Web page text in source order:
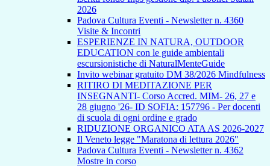
2026
Padova Cultura Eventi - Newsletter n. 4360
Visite & Incontri
ESPERIENZE IN NATURA, OUTDOOR
EDUCATION con le guide ambientali
escursionistiche di NaturalMenteGuide
Invito webinar gratuito DM 38/2026 Mindfulness
RITIRO DI MEDITAZIONE PER
INSEGNANTI- Corso Accred. MIM- 26, 27 e
28 giugno '26- ID SOFIA: 157796 - Per docenti
di scuola di ogni ordine e grado
RIDUZIONE ORGANICO ATA AS 2026-2027
Il Veneto legge "Maratona di lettura 2026"
Padova Cultura Eventi - Newsletter n. 4362
Mostre in corso